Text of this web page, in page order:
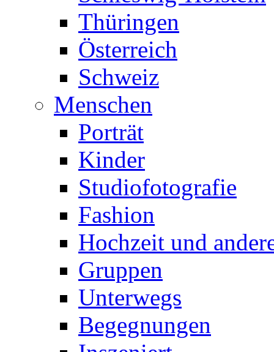
Thüringen
Österreich
Schweiz
Menschen
Porträt
Kinder
Studiofotografie
Fashion
Hochzeit und
Gruppen
Unterwegs
Begegnungen